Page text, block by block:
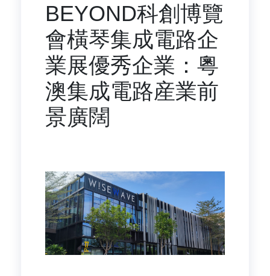
BEYOND科創博覽
會橫琴集成電路企
業展優秀企業：粵
澳集成電路産業前
景廣闊